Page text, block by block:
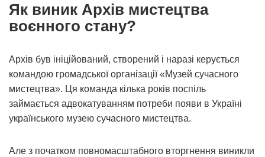
Як виник Архів мистецтва
воєнного стану?
Архів був ініційований, створений і наразі керується
командою громадської організації «Музей сучасного
мистецтва». Ця команда кілька років поспіль
займається адвокатуванням потреби появи в Україні
українського музею сучасного мистецтва.
Але з початком повномасштабного вторгнення виникли